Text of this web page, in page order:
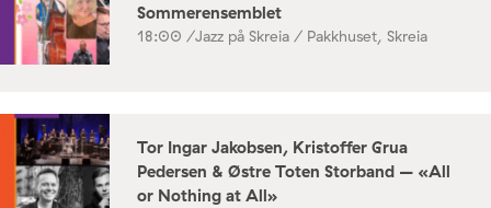
Sommerensemblet
18:00 /Jazz på Skreia / Pakkhuset, Skreia
Tor Ingar Jakobsen, Kristoffer Grua
Pedersen & Østre Toten Storband – «All
or Nothing at All»